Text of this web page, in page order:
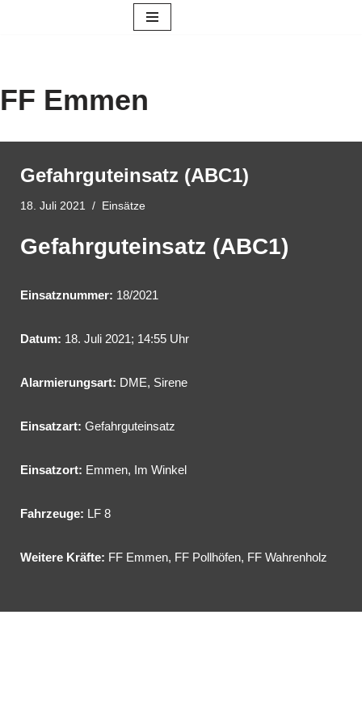
FF Emmen
Gefahrguteinsatz (ABC1)
18. Juli 2021 Einsätze
Gefahrguteinsatz (ABC1)
Einsatznummer: 18/2021
Datum: 18. Juli 2021; 14:55 Uhr
Alarmierungsart: DME, Sirene
Einsatzart: Gefahrguteinsatz
Einsatzort: Emmen, Im Winkel
Fahrzeuge: LF 8
Weitere Kräfte: FF Emmen, FF Pollhöfen, FF Wahrenholz